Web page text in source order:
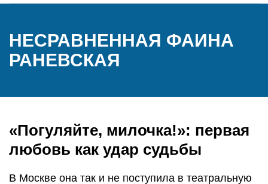
НЕСРАВНЕННАЯ ФАИНА
РАНЕВСКАЯ
«Погуляйте, милочка!»: первая
любовь как удар судьбы
В Москве она так и не поступила в театральную